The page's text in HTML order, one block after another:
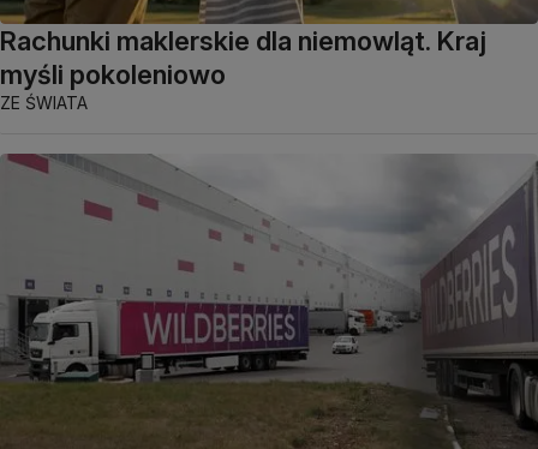
Rachunki maklerskie dla niemowląt. Kraj
myśli pokoleniowo
ZE ŚWIATA